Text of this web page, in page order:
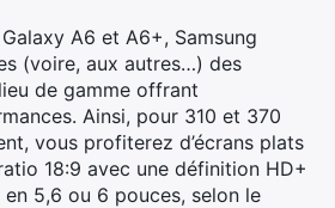
A6 et A6+, Samsung
(voire, aux autres…) des
de gamme offrant
Ainsi, pour 310 et 370
vous profiterez d’écrans plats
18:9 avec une définition HD+
5,6 ou 6 pouces, selon le